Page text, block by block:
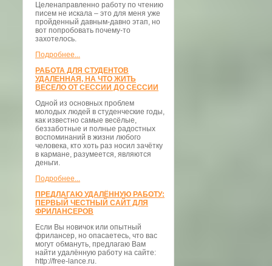
Целенаправленно работу по чтению
писем не искала – это для меня уже
пройденный давным-давно этап, но
вот попробовать почему-то
захотелось.
Подробнее...
РАБОТА ДЛЯ СТУДЕНТОВ
УДАЛЕННАЯ, НА ЧТО ЖИТЬ
ВЕСЕЛО ОТ СЕССИИ ДО СЕССИИ
Одной из основных проблем
молодых людей в студенческие годы,
как известно самые весёлые,
беззаботные и полные радостных
воспоминаний в жизни любого
человека, кто хоть раз носил зачётку
в кармане, разумеется, являются
деньги.
Подробнее...
ПРЕДЛАГАЮ УДАЛЁННУЮ РАБОТУ:
ПЕРВЫЙ ЧЕСТНЫЙ САЙТ ДЛЯ
ФРИЛАНСЕРОВ
Если Вы новичок или опытный
фрилансер, но опасаетесь, что вас
могут обмануть, предлагаю Вам
найти удалённую работу на сайте:
http://free-lance.ru.